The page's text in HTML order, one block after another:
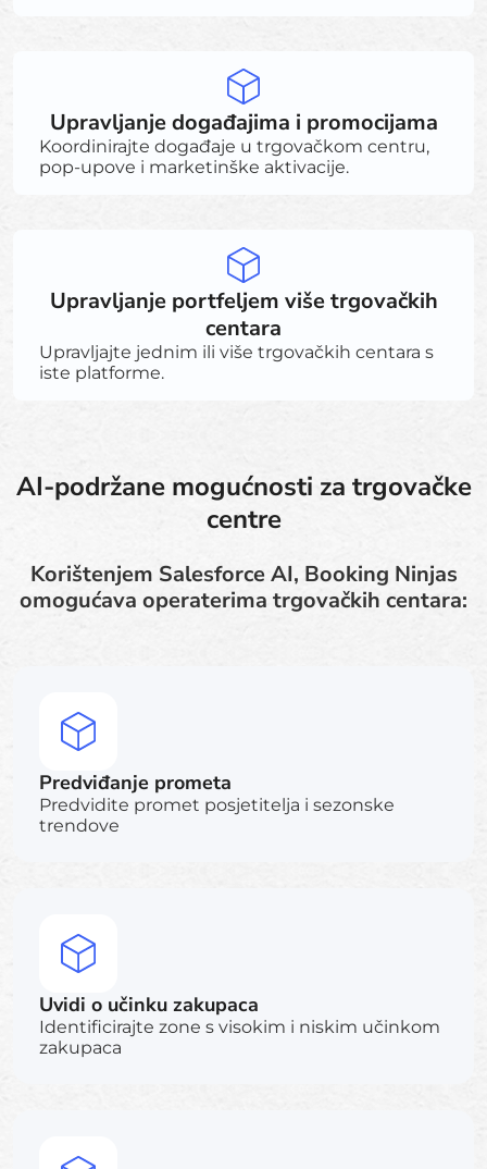
Upravljanje događajima i promocijama
Koordinirajte događaje u trgovačkom centru,
pop-upove i marketinške aktivacije.
Upravljanje portfeljem više trgovačkih
centara
Upravljajte jednim ili više trgovačkih centara s
iste platforme.
AI-podržane mogućnosti za trgovačke
centre
Korištenjem Salesforce AI, Booking Ninjas
omogućava operaterima trgovačkih centara:
Predviđanje prometa
Predvidite promet posjetitelja i sezonske
trendove
Uvidi o učinku zakupaca
Identificirajte zone s visokim i niskim učinkom
zakupaca